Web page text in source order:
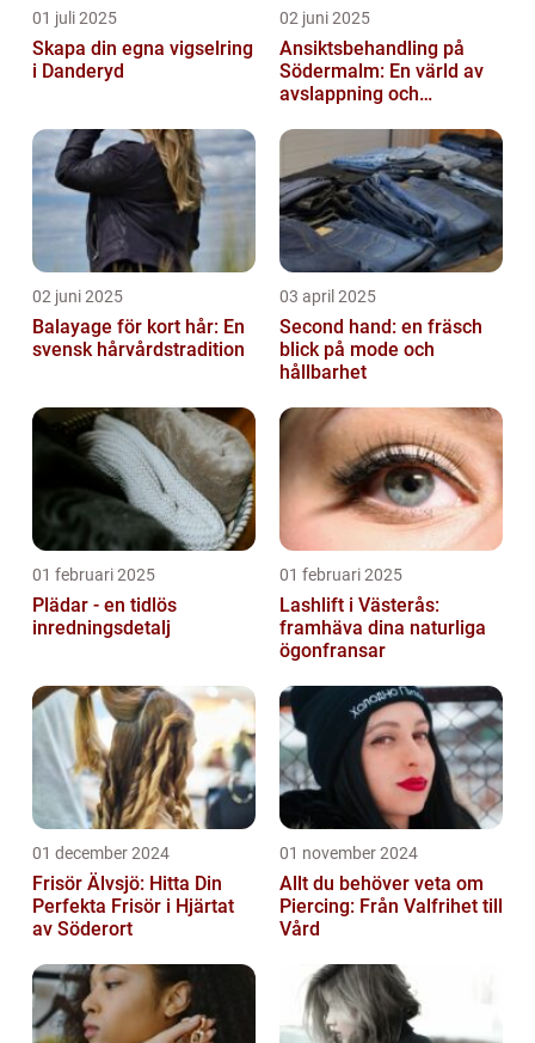
01 juli 2025
Skapa din egna vigselring
i Danderyd
02 juni 2025
Ansiktsbehandling på
Södermalm: En värld av
avslappning och
02 juni 2025
Balayage för kort hår: En
svensk hårvårdstradition
03 april 2025
Second hand: en fräsch
blick på mode och
hållbarhet
01 februari 2025
Plädar - en tidlös
inredningsdetalj
01 februari 2025
Lashlift i Västerås:
framhäva dina naturliga
ögonfransar
01 december 2024
Frisör Älvsjö: Hitta Din
Perfekta Frisör i Hjärtat
av Söderort
01 november 2024
Allt du behöver veta om
Piercing: Från Valfrihet till
Vård